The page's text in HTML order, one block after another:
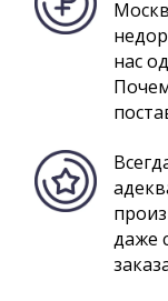
нас
даже